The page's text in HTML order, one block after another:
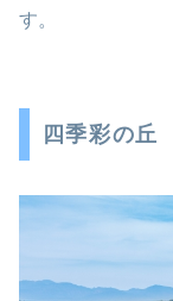
す。
四季彩の丘